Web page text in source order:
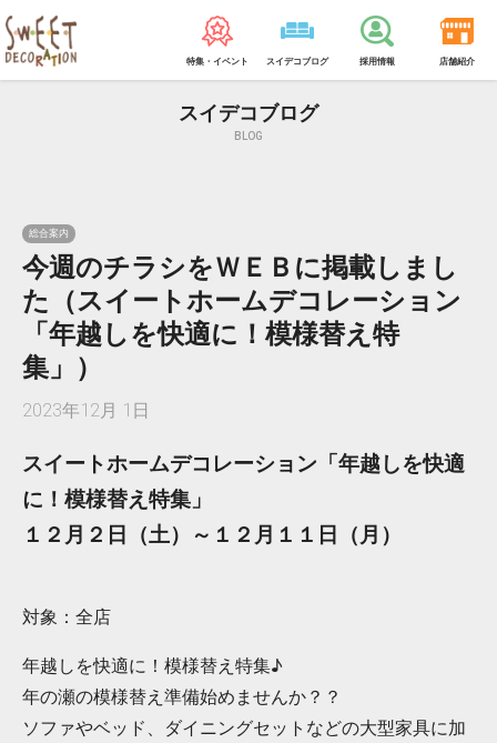
特集・イベント スイデコブログ 採用情報 店舗紹介
スイデコブログ
BLOG
総合案内
今週のチラシをＷＥＢに掲載しまし
た（スイートホームデコレーション
「年越しを快適に！模様替え特
集」）
2023年12月 1日
スイートホームデコレーション「年越しを快適
に！模様替え特集」
１２月２日（土）～１２月１１日（月）
対象：全店
年越しを快適に！模様替え特集♪
年の瀬の模様替え準備始めませんか？？
ソファやベッド、ダイニングセットなどの大型家具に加